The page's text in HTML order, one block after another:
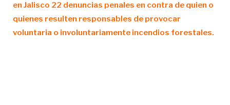
en Jalisco 22 denuncias penales en contra de quien o
quienes resulten responsables de provocar
voluntaria o involuntariamente incendios forestales.